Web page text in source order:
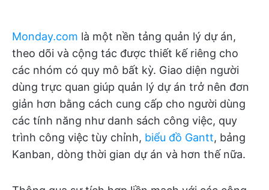
Monday.com là một nền tảng quản lý dự án,
theo dõi và cộng tác được thiết kế riêng cho
các nhóm có quy mô bất kỳ. Giao diện người
dùng trực quan giúp quản lý dự án trở nên đơn
giản hơn bằng cách cung cấp cho người dùng
các tính năng như danh sách công việc, quy
trình công việc tùy chỉnh, biểu đồ Gantt, bảng
Kanban, dòng thời gian dự án và hơn thế nữa.